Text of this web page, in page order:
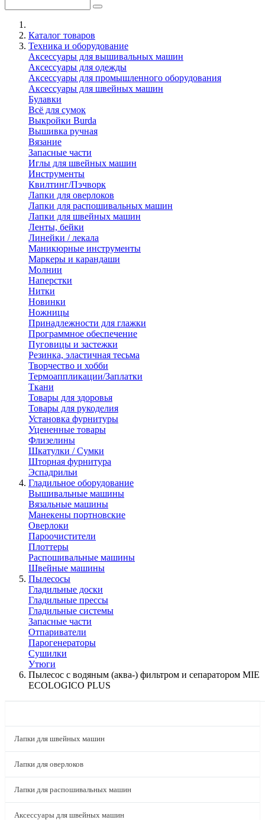
Каталог товаров
Техника и оборудование
Аксессуары для вышивальных машин
Аксессуары для одежды
Аксессуары для промышленного оборудования
Аксессуары для швейных машин
Булавки
Всё для сумок
Выкройки Burda
Вышивка ручная
Вязание
Запасные части
Иглы для швейных машин
Инструменты
Квилтинг/Пэчворк
Лапки для оверлоков
Лапки для распошивальных машин
Лапки для швейных машин
Ленты, бейки
Линейки / лекала
Маникюрные инструменты
Маркеры и карандаши
Молнии
Наперстки
Нитки
Новинки
Ножницы
Принадлежности для глажки
Программное обеспечение
Пуговицы и застежки
Резинка, эластичная тесьма
Творчество и хобби
Термоаппликации/Заплатки
Ткани
Товары для здоровья
Товары для рукоделия
Установка фурнитуры
Уцененные товары
Флизелины
Шкатулки / Сумки
Шторная фурнитура
Эспадрильи
Гладильное оборудование
Вышивальные машины
Вязальные машины
Манекены портновские
Оверлоки
Пароочистители
Плоттеры
Распошивальные машины
Швейные машины
Пылесосы
Гладильные доски
Гладильные прессы
Гладильные системы
Запасные части
Отпариватели
Парогенераторы
Сушилки
Утюги
Пылесос с водяным (аква-) фильтром и сепаратором MIE
ECOLOGICO PLUS
Лапки для швейных машин
Лапки для оверлоков
Лапки для распошивальных машин
Аксессуары для швейных машин